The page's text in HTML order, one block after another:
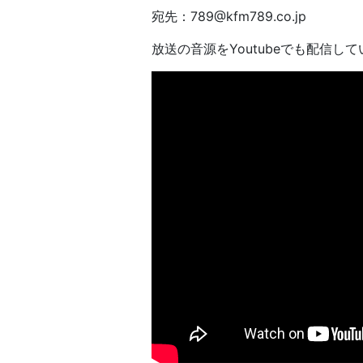
宛先：789@kfm789.co.jp
放送の音源をYoutubeでも配信して